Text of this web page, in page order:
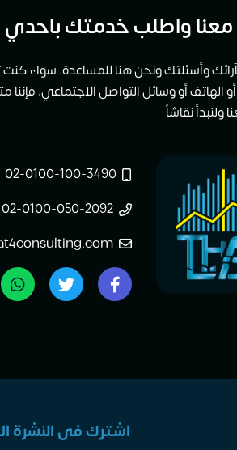
واطلب خدمتك باحدي
وأسئلتك ونحن هنا للمساعدة. سواء كنت
أو الهاتف أو وسائل التواصل الاجتماعي،
ولنبدأ نقاشاً
02-0100-100-3490
02-0100-050-2092
اشترك فى النشرة